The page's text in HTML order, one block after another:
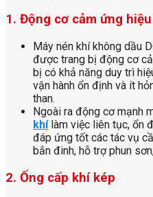
1. Động cơ cảm ứng
Máy nén khí không dầu
được trang bị động cơ
bị có khả năng duy trì
vận hành ổn định và ít
than.
Ngoài ra động cơ mạnh
khílàm việc liên tục, ổn
đáp ứng tốt các tác vụ
bắn đinh, hỗ trợ phun
2. Ống cấp khí kép